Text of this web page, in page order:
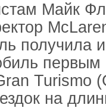
Майк
получила
Turismo
на